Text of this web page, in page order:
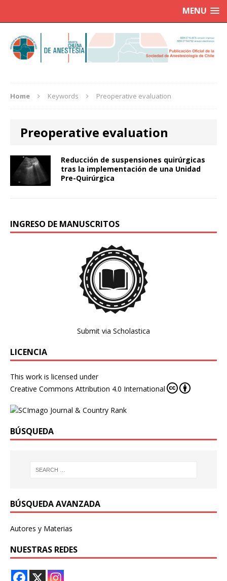
MENU
Home Keywords Preoperative evaluation
Preoperative evaluation
Reducción de suspensiones quirúrgicas
tras la implementación de una Unidad
Pre-Quirúrgica
INGRESO DE MANUSCRITOS
Submit via Scholastica
LICENCIA
This work is licensed under
Creative Commons Attribution 4.0 International
BÚSQUEDA
BÚSQUEDA AVANZADA
Autores y Materias
NUESTRAS REDES